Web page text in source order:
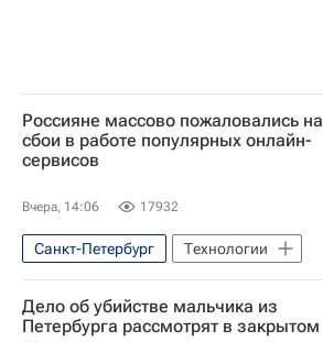
Россияне массово пожаловались на
сбои в работе популярных онлайн-
сервисов
Вчера, 14:06 17932
Санкт-Петербург
Технологии
Россия
Новосибирская область
Ozon
Ростелеком Яндекс
Дело об убийстве мальчика из
Петербурга рассмотрят в закрытом